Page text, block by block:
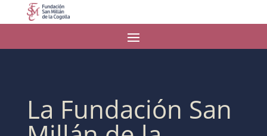
La Fundación San